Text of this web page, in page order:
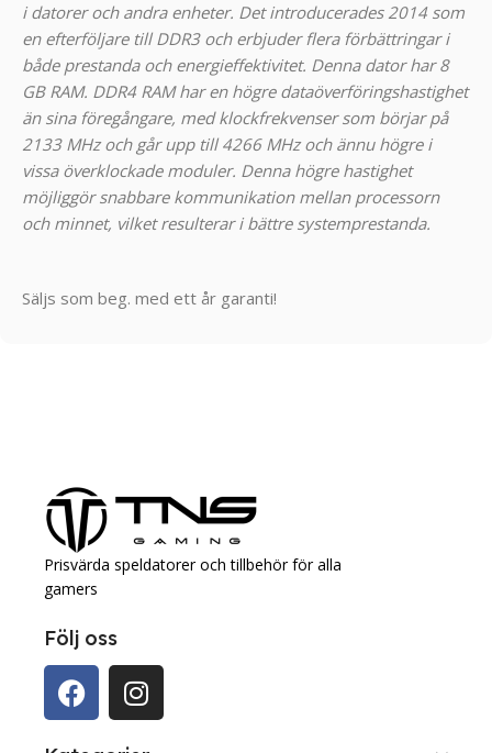
i datorer och andra enheter. Det introducerades 2014 som
en efterföljare till DDR3 och erbjuder flera förbättringar i
både prestanda och energieffektivitet. Denna dator har 8
GB RAM. DDR4 RAM har en högre dataöverföringshastighet
än sina föregångare, med klockfrekvenser som börjar på
2133 MHz och går upp till 4266 MHz och ännu högre i
vissa överklockade moduler. Denna högre hastighet
möjliggör snabbare kommunikation mellan processorn
och minnet, vilket resulterar i bättre systemprestanda.
Säljs som beg. med ett år garanti!
Prisvärda speldatorer och tillbehör för alla
gamers
Följ oss